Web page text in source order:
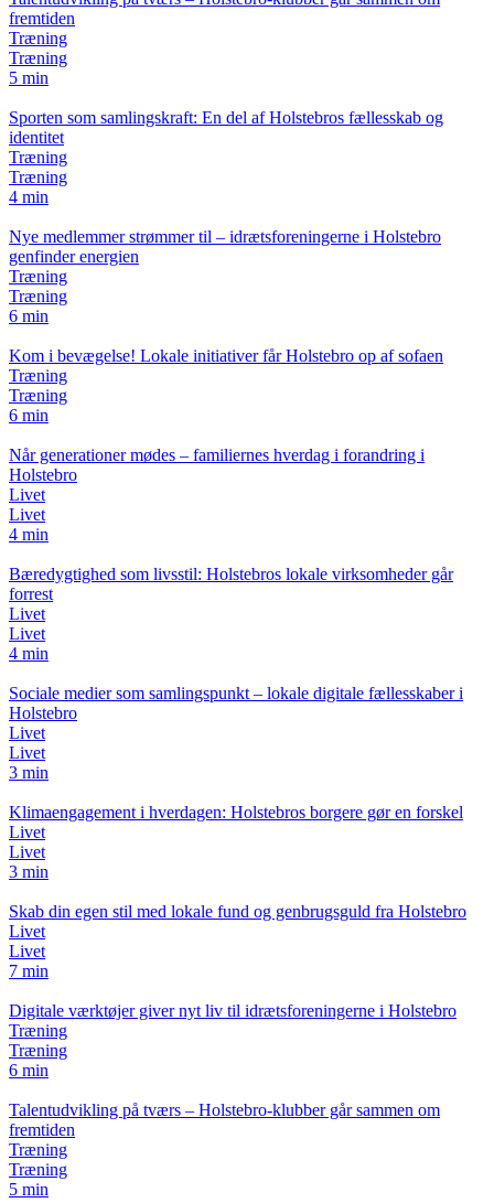
fremtiden
Træning
Træning
5 min
Sporten som samlingskraft: En del af Holstebros fællesskab og
identitet
Træning
Træning
4 min
Nye medlemmer strømmer til – idrætsforeningerne i Holstebro
genfinder energien
Træning
Træning
6 min
Kom i bevægelse! Lokale initiativer får Holstebro op af sofaen
Træning
Træning
6 min
Når generationer mødes – familiernes hverdag i forandring i
Holstebro
Livet
Livet
4 min
Bæredygtighed som livsstil: Holstebros lokale virksomheder går
forrest
Livet
Livet
4 min
Sociale medier som samlingspunkt – lokale digitale fællesskaber i
Holstebro
Livet
Livet
3 min
Klimaengagement i hverdagen: Holstebros borgere gør en forskel
Livet
Livet
3 min
Skab din egen stil med lokale fund og genbrugsguld fra Holstebro
Livet
Livet
7 min
Digitale værktøjer giver nyt liv til idrætsforeningerne i Holstebro
Træning
Træning
6 min
Talentudvikling på tværs – Holstebro-klubber går sammen om
fremtiden
Træning
Træning
5 min